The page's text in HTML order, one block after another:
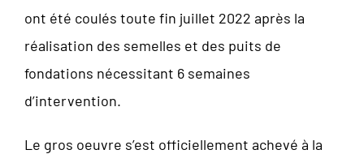
ont été coulés toute fin juillet 2022 après la
réalisation des semelles et des puits de
fondations nécessitant 6 semaines
d’intervention.
Le gros oeuvre s’est officiellement achevé à la